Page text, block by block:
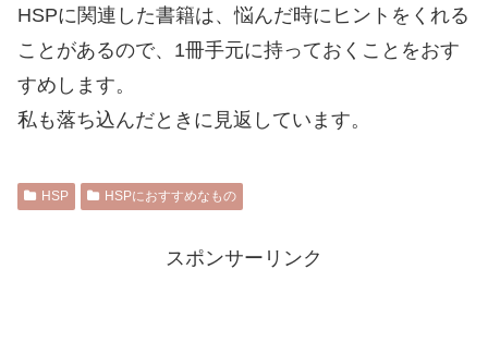
HSPに関連した書籍は、悩んだ時にヒントをくれる
ことがあるので、1冊手元に持っておくことをおす
すめします。
私も落ち込んだときに見返しています。
HSP HSPにおすすめなもの
スポンサーリンク